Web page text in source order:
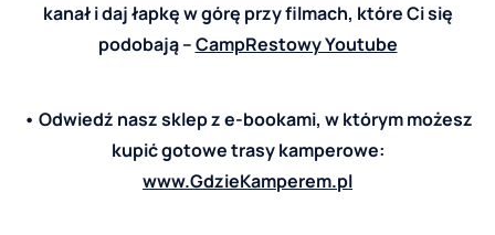
kanał i daj łapkę w górę przy filmach, które Ci się
podobają –CampRestowy Youtube
• Odwiedź nasz sklep z e-bookami, w którym możesz
kupić gotowe trasy kamperowe:
www.GdzieKamperem.pl